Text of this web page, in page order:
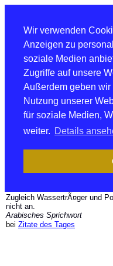
Wir verwenden
Anzeigen zu
soziale Medien
Zugriffe auf unsere
Außerdem geben wir
Nutzung unserer
für soziale Medien,
weiter. Details
Zugleich WassertrÃ¤ger und
nicht an.
Arabisches Sprichwort
bei Zitate des Tages